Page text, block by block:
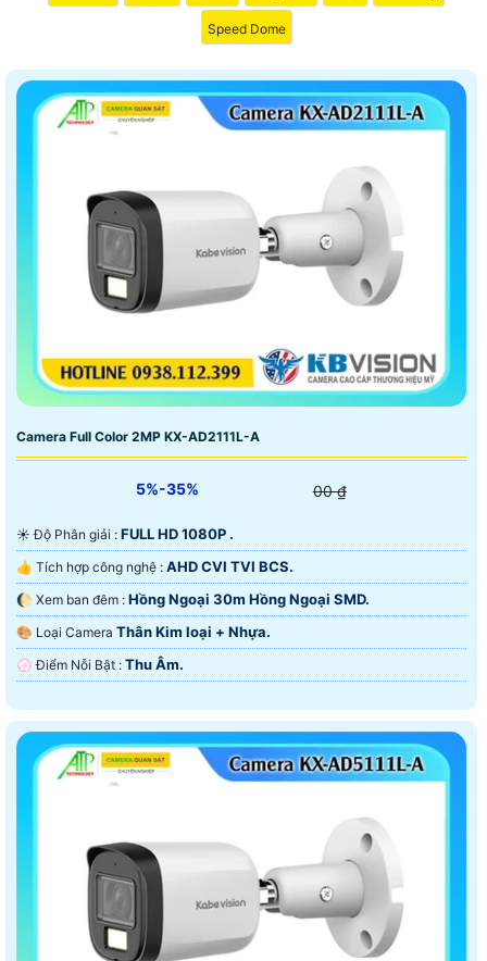
sử dụng chip cmos và sony Starvis Công nghệ giám sát ban đêm tốt
khấu khá hấp dẫn so với nhiều thương hiệu khác. ngoài
camera chất lượng cao giá rẻ Hãng Kbvision còn cung
cấp các thiết bị An Ninh như chuôn cửa màn hình, báo
động chống trộm báo cháy chuyên nghiệp.
Speed Dome
Camera Full Color 2MP KX-AD2111L-A
5%-35% 00 ₫
☀️ Độ Phân giải : FULL HD 1080P .
👍 Tích hợp công nghệ : AHD CVI TVI BCS.
🌔 Xem ban đêm : Hồng Ngoại 30m Hồng Ngoại SMD.
🎨 Loại Camera Thân Kim loại + Nhựa.
️💮 Điểm Nỗi Bật : Thu Âm.